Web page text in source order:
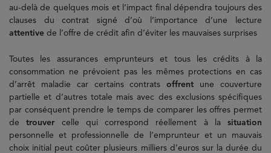
au-delà de quelques mois et l’impact final dépendra toujours des
clauses du contrat signé d’où l’importance d’une lecture
attentive de l’offre de crédit afin d’éviter les mauvaises surprises
Toutes les assurances emprunteurs et tous les crédits à la
consommation ne prévoient pas les mêmes protections en cas
d’arrêt maladie car certains contratsoffrent une couverture
partielle et d’autres totale mais avec des exclusions spécifiques
par conséquent prendre le temps de comparer les offres permet
detrouver celle qui correspond réellement à la situation
personnelle et professionnelle de l’emprunteur et un mauvais
choix initial peut coûter plusieurs milliers d’euros sur la durée du